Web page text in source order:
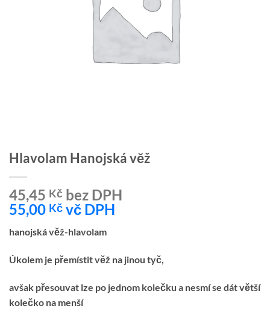
Hlavolam Hanojská věž
45,45 Kč bez DPH
55,00 Kč vč DPH
hanojská věž-hlavolam
Úkolem je přemístit věž na jinou tyč,
avšak přesouvat lze po jednom kolečku a nesmí se dát větší
kolečko na menší